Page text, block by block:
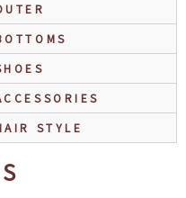
STYLE